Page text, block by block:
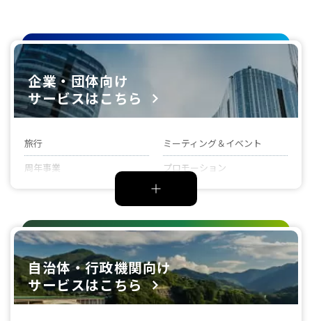
企業・団体向け
サービスはこちら
旅行
ミーティング＆イベント
周年事業
プロモーション
（BPO）
スポーツ・エンタテインメン
ト
メディカル（製薬・医療関
係）
自治体・行政機関向け
サービスはこちら